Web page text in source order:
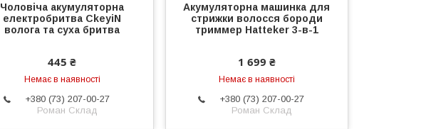
Чоловіча акумуляторна
електробритва CkeyiN
волога та суха бритва
445 ₴
Немає в наявності
+380 (73) 207-00-27
Роман Склад
Акумуляторна машинка для
стрижки волосся бороди
триммер Hatteker 3-в-1
1 699 ₴
Немає в наявності
+380 (73) 207-00-27
Роман Склад